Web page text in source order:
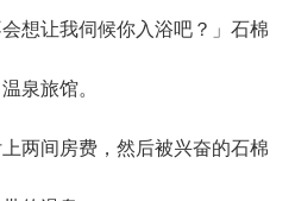
让我伺候你入浴吧？」石棉
泉旅馆。
间房费，然后被兴奋的石棉